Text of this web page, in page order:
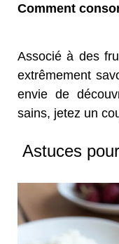
Comment
Associé à des
extrêmement
envie de
sains, jetez un
Astuces